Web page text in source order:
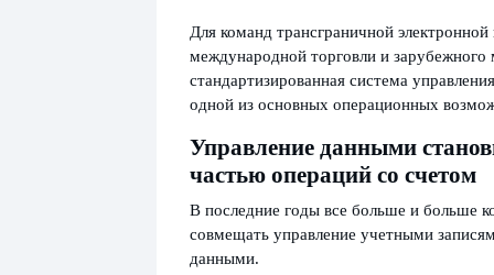
Для команд трансграничной
международной торговли и зарубежного
стандартизированная система
одной из основных операционных
Управление данными
частью операций со счетом
В последние годы все больше и больше
совмещать управление учетными
данными.